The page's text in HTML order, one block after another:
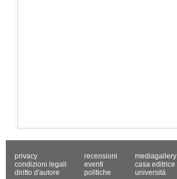
privacy
condizioni legali
diritto d'autore
recensioni
eventi
politiche
mediagallery
casa editrice
università